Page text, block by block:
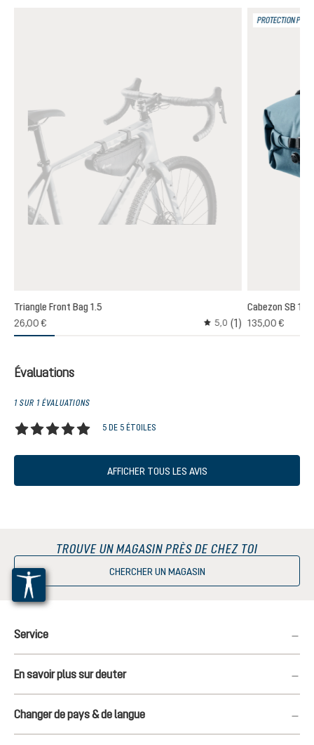
de 3 sur 5 étoiles
Triangle Front Bag 1.5
26,00 €
Note moyenne de 5 sur
5,0 (1)
PROTECTION
Cabezon SB 16
135,00 €
Évaluations
1 SUR 1 ÉVALUATIONS
5 DE 5 ÉTOILES
AFFICHER TOUS LES AVIS
TROUVE UN MAGASIN PRÈS DE CHEZ TOI
CHERCHER UN MAGASIN
Service
En savoir plus sur deuter
Changer de pays & de langue